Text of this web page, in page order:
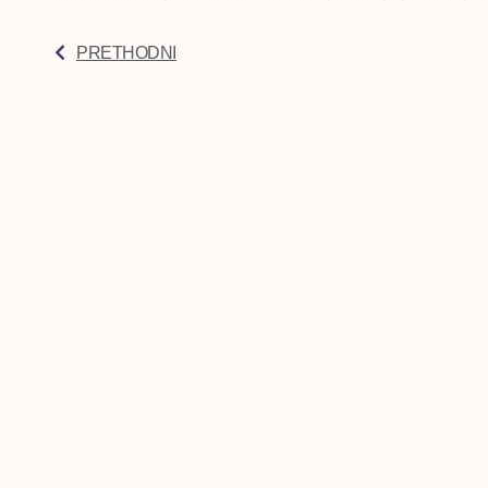
PRETHODNI